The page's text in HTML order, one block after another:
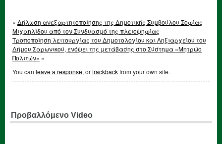
« Δήλωση ανεξαρτητοποίησης της Δημοτικής Συμβούλου Σοφίας
Μιχαηλίδου από τον Συνδυασμό της πλειοψηφίας
Τροποποίηση λειτουργίας του Δημοτολογίου και Ληξιαρχείου του
Δήμου Σαρωνικού, ενόψει της μετάβασης στο Σύστημα «Μητρώο
Πολιτών» »
You can leave a response, ortrackbackfrom your own site.
Προβαλλόμενο Video